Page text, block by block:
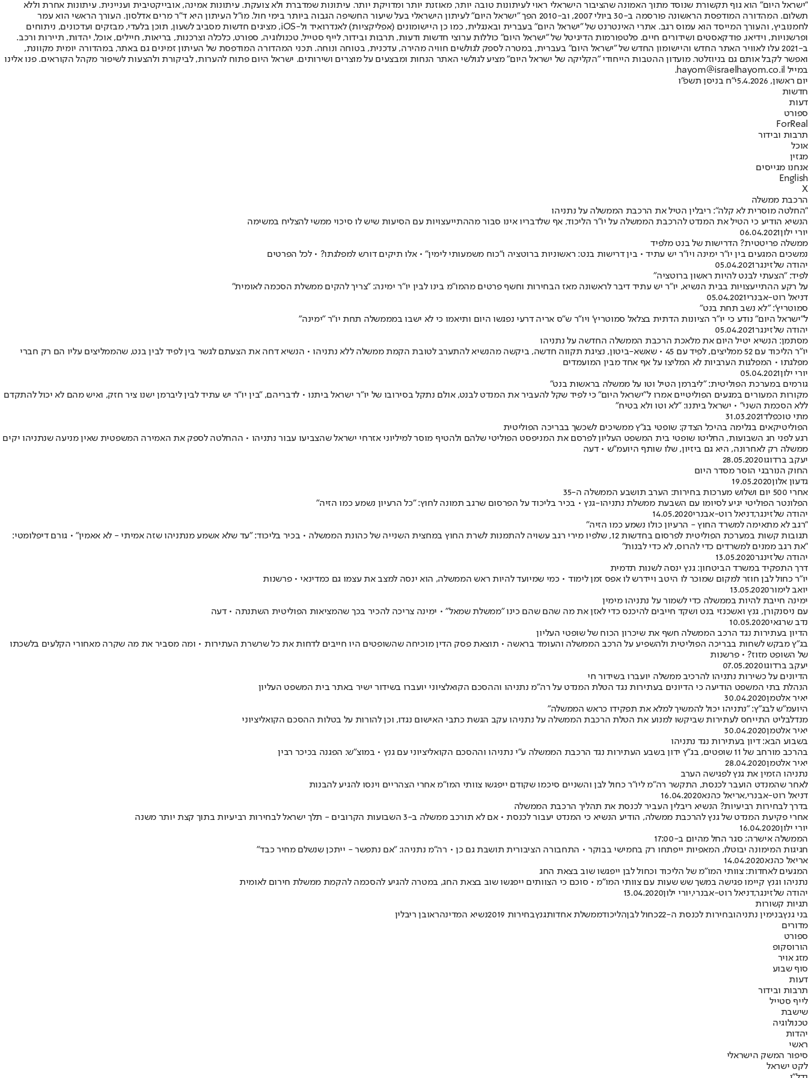
"ישראל היום" הוא גוף תקשורת שנוסד מתוך האמונה שהציבור הישראלי ראוי לעיתונות טובה יותר, מאוזנת יותר ומדויקת יותר. עיתונות שמדברת ולא צועקת. עיתונות אמינה, אובייקטיבית ועניינית. עיתונות אחרת וללא
תשלום. המהדורה המודפסת הראשונה פורסמה ב-30 ביולי 2007, וב-2010 הפך "ישראל היום" לעיתון הישראלי בעל שיעור החשיפה הגבוה ביותר בימי חול. מו"ל העיתון היא ד"ר מרים אדלסון. העורך הראשי הוא עמר
לחמנוביץ, והעורך המייסד הוא עמוס רגב. אתרי האינטרנט של "ישראל היום" בעברית ובאנגלית, כמו כן היישומונים (אפליקציות) לאנדרואיד ול-iOS, מציגים חדשות מסביב לשעון, תוכן בלעדי, מבזקים ועדכונים, ניתוחים
ופרשנויות, וידיאו, פודקאסטים ושידורים חיים. פלטפורמות הדיגיטל של "ישראל היום" כוללות ערוצי חדשות ודעות, תרבות ובידור, לייף סטייל, טכנולוגיה, ספורט, כלכלה וצרכנות, בריאות, חיילים, אוכל, יהדות, תיירות ורכב.
ב-2021 עלו לאוויר האתר החדש והיישומון החדש של "ישראל היום" בעברית, במטרה לספק לגולשים חוויה מהירה, עדכנית, בטוחה ונוחה. תכני המהדורה המודפסת של העיתון זמינים גם באתר, במהדורה יומית מקוונת,
ואפשר לקבל אותם גם בניוזלטר. מועדון ההטבות הייחודי "הקליקה של ישראל היום" מציע לגולשי האתר הנחות ומבצעים על מוצרים ושירותים. ישראל היום פתוח להערות, לביקורת ולהצעות לשיפור מקהל הקוראים. פנו אלינו
במייל hayom@israelhayom.co.il.
יום ראשון, 5.4.2026
י"ח בניסן תשפ"ו
חדשות
דעות
ספורט
ForReal
תרבות ובידור
אוכל
מגזין
אנחנו מגייסים
English
X
הרכבת ממשלה
"החלטה מוסרית לא קלה": ריבלין הטיל את הרכבת הממשלה על נתניהו
הנשיא הודיע כי הטיל את המנדט להרכבת הממשלה על יו"ר הליכוד, אף שלדבריו אינו סבור מההתייעצויות עם הסיעות שיש לו סיכוי ממשי להצליח במשימה
יורי ילון06.04.2021
ממשלה פריטטית? הדרישות של בנט מלפיד
נמשכים המגעים בין יו"ר ימינה ויו"ר יש עתיד • בין דרישות בנט: ראשוניות ברוטציה ו"כוח משמעותי לימין" • אלו תיקים דורש למפלגתו? • לכל הפרטים
יהודה שלזינגר05.04.2021
לפיד: "הצעתי לבנט להיות ראשון ברוטציה"
על רקע ההתייעצויות בבית הנשיא, יו"ר יש עתיד דיבר לראשונה מאז הבחירות וחשף פרטים מהמו"מ בינו לבין יו"ר ימינה: "צריך להקים ממשלת הסכמה לאומית"
דניאל רוט-אבנרי05.04.2021
סמוטריץ': "לא נשב תחת בנט"
ל"ישראל היום" נודע כי יו"ר הציונות הדתית בצלאל סמוטריץ' ויו"ר ש"ס אריה דרעי נפגשו היום ותיאמו כי לא ישבו במממשלה תחת יו"ר "ימינה"
יהודה שלזינגר05.04.2021
מסתמן: הנשיא יטיל היום את מלאכת הרכבת הממשלה החדשה על נתניהו
יו"ר הליכוד עם 52 ממליצים, לפיד עם 45 • שאשא-ביטון, נציגת תקווה חדשה, ביקשה מהנשיא להתערב לטובת הקמת ממשלה ללא נתניהו • הנשיא דחה את הצעתם לגשר בין לפיד לבין בנט, שהממליצים עליו הם רק חברי
מפלגתו • המפלגות הערביות לא המליצו על אף אחד מבין המועמדים
יורי ילון05.04.2021
גורמים במערכת הפוליטית: "ליברמן הטיל וטו על ממשלה בראשות בנט"
מקורות המעורים במגעים הפוליטיים אמרו ל"ישראל היום" כי לפיד שקל להעביר את המנדט לבנט, אולם נתקל בסירובו של יו"ר ישראל ביתנו • לדבריהם, "בין יו"ר יש עתיד לבין ליברמן ישנו ציר חזק, ואיש מהם לא יכול להתקדם
ללא הסכמת השני" • ישראל ביתנו: "לא וטו ולא בטיח"
מתי טוכפלד31.03.2021
הפוליטיקאים בגלימה בהיכל הצדק: שופטי בג"ץ ממשיכים לשכשך בבריכה הפוליטית
רגע לפני חג השבועות, החליטו שופטי בית המשפט העליון לפרסם את המניפסט הפוליטי שלהם ולהטיף מוסר למיליוני אזרחי ישראל שהצביעו עבור נתניהו • ההחלטה לספק את האמירה המשפטית שאין מניעה שנתניהו יקים
ממשלה רק לאחרונה, היא גם ביזיון, שלו שותף היועמ"ש • דעה
יעקב ברדוגו28.05.2020
החוק הנורבגי הוסר מסדר היום
גדעון אלון19.05.2020
אחרי 500 יום ושלוש מערכות בחירות: הערב תושבע הממשלה ה-35
הפלונטר הפוליטי יגיע לסיומו עם השבעת ממשלת נתניהו-גנץ • בכיר בליכוד על הפרסום שרגב תמונה לחוץ: "כל הרעיון נשמע כמו הזיה"
יהודה שלזינגר,דניאל רוט-אבנרי14.05.2020
"רגב לא מתאימה למשרד החוץ - הרעיון כולו נשמע כמו הזיה"
תגובות קשות במערכת הפוליטית לפרסום בחדשות 12, שלפיו מירי רגב עשויה להתמנות לשרת החוץ במחצית השנייה של כהונת הממשלה • בכיר בליכוד: "עד שלא אשמע מנתניהו שזה אמיתי - לא אאמין" • גורם דיפלומטי:
"את רגב ממנים למשרדים כדי להרוס, לא כדי לבנות"
יהודה שלזינגר13.05.2020
דרך התפקיד במשרד הביטחון: גנץ ינסה לשנות תדמית
יו"ר כחול לבן חוזר למקום שמוכר לו היטב ויידרש לו אפס זמן לימוד • כמי שמיועד להיות ראש הממשלה, הוא ינסה למצב את עצמו גם כמדינאי • פרשנות
יואב לימור13.05.2020
ימינה חייבת להיות בממשלה כדי לשמור על נתניהו מימין
עם ניסנקורן, גנץ ואשכנזי בנט ושקד חייבים להיכנס כדי לאזן את מה שהם שהם כינו "ממשלת שמאל" • ימינה צריכה להכיר בכך שהמציאות הפוליטית השתנתה • דעה
נדב שרגאי10.05.2020
הדיון בעתירות נגד הרכב הממשלה חשף את שיכרון הכוח של שופטי העליון
בג"ץ מבקש לשחות בבריכה הפוליטית ולהשפיע על הרכב הממשלה והעומד בראשה • תוצאת פסק הדין מוכיחה שהשופטים היו חייבים לדחות את כל שרשרת העתירות • ומה מסביר את מה שקרה מאחורי הקלעים בלשכתו
של השופט מזוז? • פרשנות
יעקב ברדוגו07.05.2020
הדיונים על כשירות נתניהו להרכיב ממשלה יועברו בשידור חי
הנהלת בתי המשפט הודיעה כי הדיונים בעתירות נגד הטלת המנדט על רה"מ נתניהו וההסכם הקואלציוני יועברו בשידור ישיר באתר בית המשפט העליון
יאיר אלטמן30.04.2020
היועמ"ש לבג"ץ: "נתניהו יכול להמשיך למלא את תפקידו כראש הממשלה"
מנדלבליט התייחס לעתירות שביקשו למנוע את הטלת הרכבת הממשלה על נתניהו עקב הגשת כתבי האישום נגדו, וכן להורות על בטלות ההסכם הקואליציוני
יאיר אלטמן30.04.2020
בשבוע הבא: דיון בעתירות נגד נתניהו
בהרכב מורחב של 11 שופטים, בג"ץ ידון בשבע העתירות נגד הרכבת הממשלה ע"י נתניהו וההסכם הקואליציוני עם גנץ • במוצ"ש: הפגנה בכיכר רבין
יאיר אלטמן28.04.2020
נתניהו הזמין את גנץ לפגישה הערב
לאחר שהמנדט הועבר לכנסת, התקשר רה"מ ליו"ר כחול לבן והשניים סיכמו שקודם ייפגשו צוותי המו"מ אחרי הצהריים וינסו להגיע להבנות
דניאל רוט-אבנרי,אריאל כהנא16.04.2020
בדרך לבחירות רביעיות? הנשיא ריבלין העביר לכנסת את תהליך הרכבת הממשלה
אחרי פקיעת המנדט של גנץ להרכבת ממשלה, הודיע הנשיא כי המנדט יעבור לכנסת • אם לא תורכב ממשלה ב-3 השבועות הקרובים - תלך ישראל לבחירות רביעיות בתוך קצת יותר משנה
יורי ילון16.04.2020
הממשלה אישרה: סגר החל מהיום ב-17:00
חגיגות המימונה יבוטלו, המאפיות ייפתחו רק בחמישי בבוקר • התחבורה הציבורית תושבת גם כן • רה"מ נתניהו: "אם נתפשר - ייתכן שנשלם מחיר כבד"
אריאל כהנא14.04.2020
המגעים לאחדות: צוותי המו"מ של הליכוד וכחול לבן ייפגשו שוב בצאת החג
נתניהו וגנץ קיימו פגישה במשך שש שעות עם צוותי המו"מ • סוכם כי הצוותים ייפגשו שוב בצאת החג, במטרה להגיע להסכמה להקמת ממשלת חירום לאומית
יהודה שלזינגר,דניאל רוט-אבנרי,יורי ילון13.04.2020
תגיות קשורות
בני גנץבנימין נתניהובחירות לכנסת ה-22 כחול לבןהליכודממשלת אחדותגנץבחירות 2019 נשיא המדינהראובן ריבלין
מדורים
ספורט
הורוסקופ
מזג אויר
סוף שבוע
דעות
תרבות ובידור
לייף סטייל
שישבת
טכנולוגיה
יהדות
ראשי
סיפור המשק הישראלי
לקט ישראל